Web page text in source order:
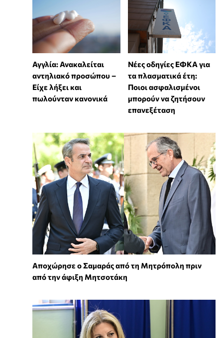
Αγγλία: Ανακαλείται
αντηλιακό προσώπου –
Είχε λήξει και
πωλούνταν κανονικά
Νέες οδηγίες ΕΦΚΑ για
τα πλασματικά έτη:
Ποιοι ασφαλισμένοι
μπορούν να ζητήσουν
επανεξέταση
Αποχώρησε ο Σαμαράς από τη Μητρόπολη πριν
από την άφιξη Μητσοτάκη